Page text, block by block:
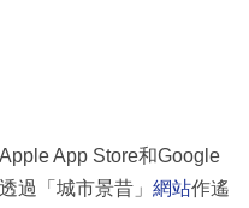
App Store和Google
過「城市景昔」 網站作遙